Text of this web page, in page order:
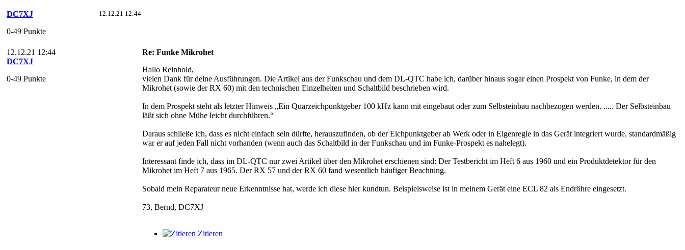
12.12.21 12:44
DC7XJ
0-49 Punkte
12.12.21 12:44
DC7XJ
0-49 Punkte
Re: Funke Mikrohet
Hallo Reinhold,
vielen Dank für deine Ausführungen. Die Artikel aus der Funkschau und dem DL-QTC habe ich, darüber hinaus sogar einen Prospekt von Funke, in dem der
Mikrohet (sowie der RX 60) mit den technischen Einzelheiten und Schaltbild beschrieben wird.
In dem Prospekt steht als letzter Hinweis „Ein Quarzeichpunktgeber 100 kHz kann mit eingebaut oder zum Selbsteinbau nachbezogen werden. ..... Der Selbsteinbau
läßt sich ohne Mühe leicht durchführen.“
Daraus schließe ich, dass es nicht einfach sein dürfte, herauszufinden, ob der Eichpunktgeber ab Werk oder in Eigenregie in das Gerät integriert wurde, standardmäßig
war er auf jeden Fall nicht vorhanden (wenn auch das Schaltbild in der Funkschau und im Funke-Prospekt es nahelegt).
Interessant finde ich, dass im DL-QTC nur zwei Artikel über den Mikrohet erschienen sind: Der Testbericht im Heft 6 aus 1960 und ein Produktdetektor für den
Mikrohet im Heft 7 aus 1965. Der RX 57 und der RX 60 fand wesentlich häufiger Beachtung.
Sobald mein Reparateur neue Erkenntnisse hat, werde ich diese hier kundtun. Beispielsweise ist in meinem Gerät eine ECL 82 als Endröhre eingesetzt.
73, Bernd, DC7XJ
Zitieren